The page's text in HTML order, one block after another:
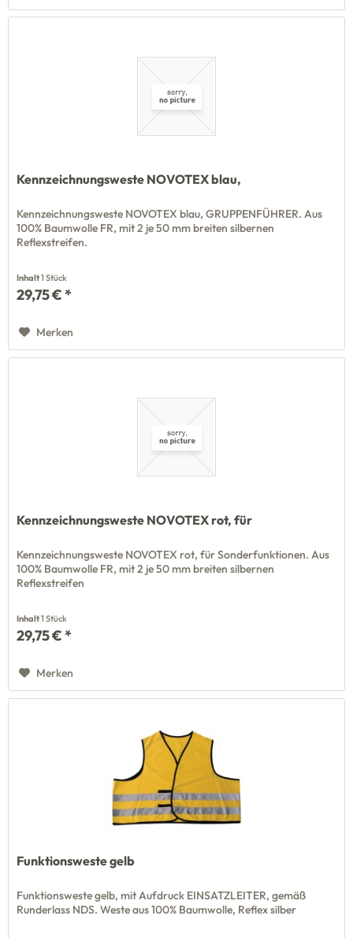
Kennzeichnungsweste NOVOTEX blau,
Kennzeichnungsweste NOVOTEX blau, GRUPPENFÜHRER. Aus
100% Baumwolle FR, mit 2 je 50 mm breiten silbernen
Reflexstreifen.
Inhalt1 Stück
29,75 € *
Merken
Kennzeichnungsweste NOVOTEX rot, für
Kennzeichnungsweste NOVOTEX rot, für Sonderfunktionen. Aus
100% Baumwolle FR, mit 2 je 50 mm breiten silbernen
Reflexstreifen
Inhalt1 Stück
29,75 € *
Merken
Funktionsweste gelb
Funktionsweste gelb, mit Aufdruck EINSATZLEITER, gemäß
Runderlass NDS. Weste aus 100% Baumwolle, Reflex silber